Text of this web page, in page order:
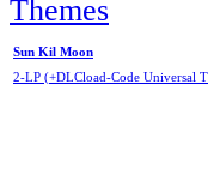
Sun Kil Moon
2-LP (+DLCload-Code Universal